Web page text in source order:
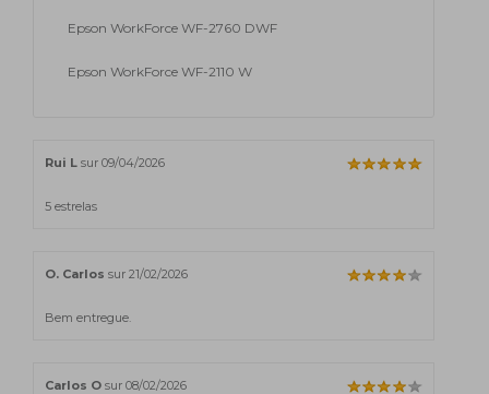
Epson WorkForce WF-2760 DWF
Epson WorkForce WF-2110 W
Rui L sur 09/04/2026
5 estrelas
O. Carlos sur 21/02/2026
Bem entregue.
Carlos O sur 08/02/2026